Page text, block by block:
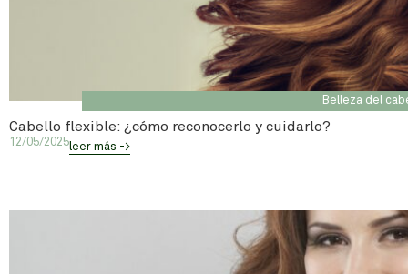
Belleza del
Cabello flexible: ¿cómo reconocerlo y cuidarlo?
12/05/2025leer más ->